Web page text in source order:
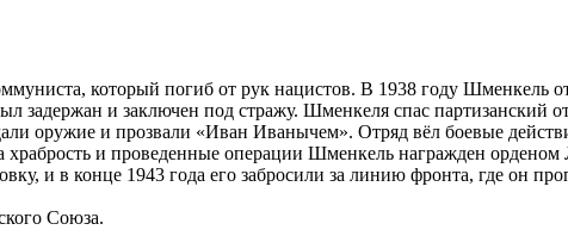
который погиб от рук нацистов. В 1938 году Шменкель
задержан и заключен под стражу. Шменкеля спас партизанский
оружие и прозвали «Иван Иванычем». Отряд вёл боевые
храбрость и проведенные операции Шменкель награжден
и в конце 1943 года его забросили за линию фронта, где он
Союза.